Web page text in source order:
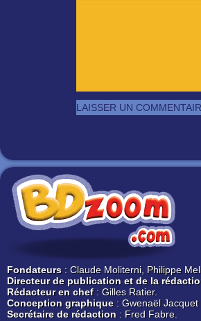
Fondateurs : Claude Moliterni, Philippe
Directeur de publication et de la
Rédacteur en chef: Gilles Ratier.
Conception graphique: Gwenaël Jacquet
Secrétaire de rédaction : Fred Fabre.